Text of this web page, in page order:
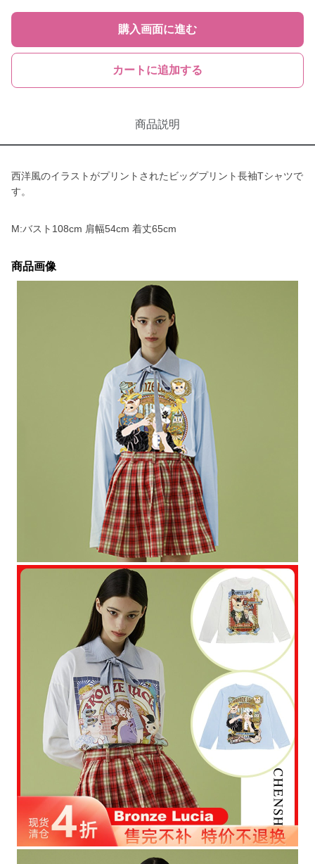
購入画面に進む
カートに追加する
商品説明
西洋風のイラストがプリントされたビッグプリント長袖Tシャツで
す。
M:バスト108cm 肩幅54cm 着丈65cm
商品画像